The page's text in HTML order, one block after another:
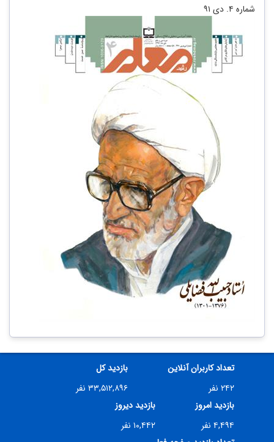
شماره‌ ۴. دی ۹۱
تعداد کاربران آنلاین
۲۴۲ نفر
بازدید کل
۳۳,۵۱۲,۸۹۶ نفر
بازدید امروز
۴,۴۹۴ نفر
بازدید دیروز
۱۰,۴۴۲ نفر